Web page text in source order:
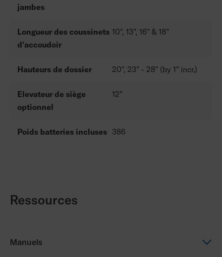
jambes
Longueur des coussinets
d'accoudoir
10", 13", 16" & 18"
Hauteurs de dossier 20", 23" - 28" (by 1" incr.)
Elevateur de siège
optionnel
12"
Poids batteries incluses 386
Ressources
Manuels